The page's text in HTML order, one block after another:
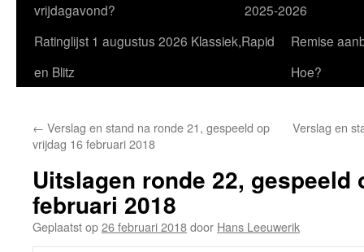
vrijdagavond?
2025-2026
Ratinglijst 1 augustus 2026 Klassiek,Rapid
en Blitz
Remise
Hoe?
← Verslag en stand na ronde 21, gespeeld op
vrijdag 16 februari 2018
Verslag en
Uitslagen ronde 22, gespeeld
februari 2018
Geplaatst op26 februari 2018door Hans Leeuwerik